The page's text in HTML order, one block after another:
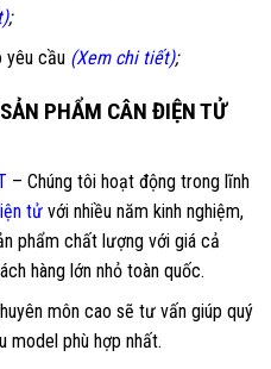
;
yêu cầu (Xem chi tiết);
PHẨM CÂN ĐIỆN TỬ
– Chúng tôi hoạt động trong lĩnh
tử với nhiều năm kinh nghiệm,
phẩm chất lượng với giá cả
hàng lớn nhỏ toàn quốc.
môn cao sẽ tư vấn giúp quý
model phù hợp nhất.